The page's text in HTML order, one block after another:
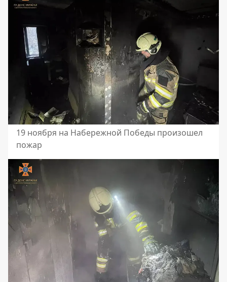
19 ноября на Набережной Победы произошел
пожар